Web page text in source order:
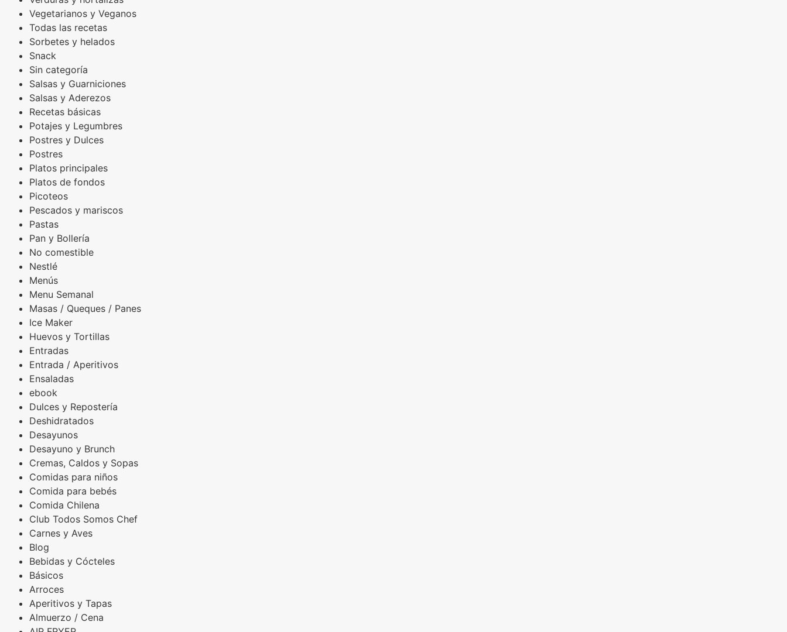
Vegetarianos y Veganos
Todas las recetas
Sorbetes y helados
Snack
Sin categoría
Salsas y Guarniciones
Salsas y Aderezos
Recetas básicas
Potajes y Legumbres
Postres y Dulces
Postres
Platos principales
Platos de fondos
Picoteos
Pescados y mariscos
Pastas
Pan y Bollería
No comestible
Nestlé
Menús
Menu Semanal
Masas / Queques / Panes
Ice Maker
Huevos y Tortillas
Entradas
Entrada / Aperitivos
Ensaladas
ebook
Dulces y Repostería
Deshidratados
Desayunos
Desayuno y Brunch
Cremas, Caldos y Sopas
Comidas para niños
Comida para bebés
Comida Chilena
Club Todos Somos Chef
Carnes y Aves
Blog
Bebidas y Cócteles
Básicos
Arroces
Aperitivos y Tapas
Almuerzo / Cena